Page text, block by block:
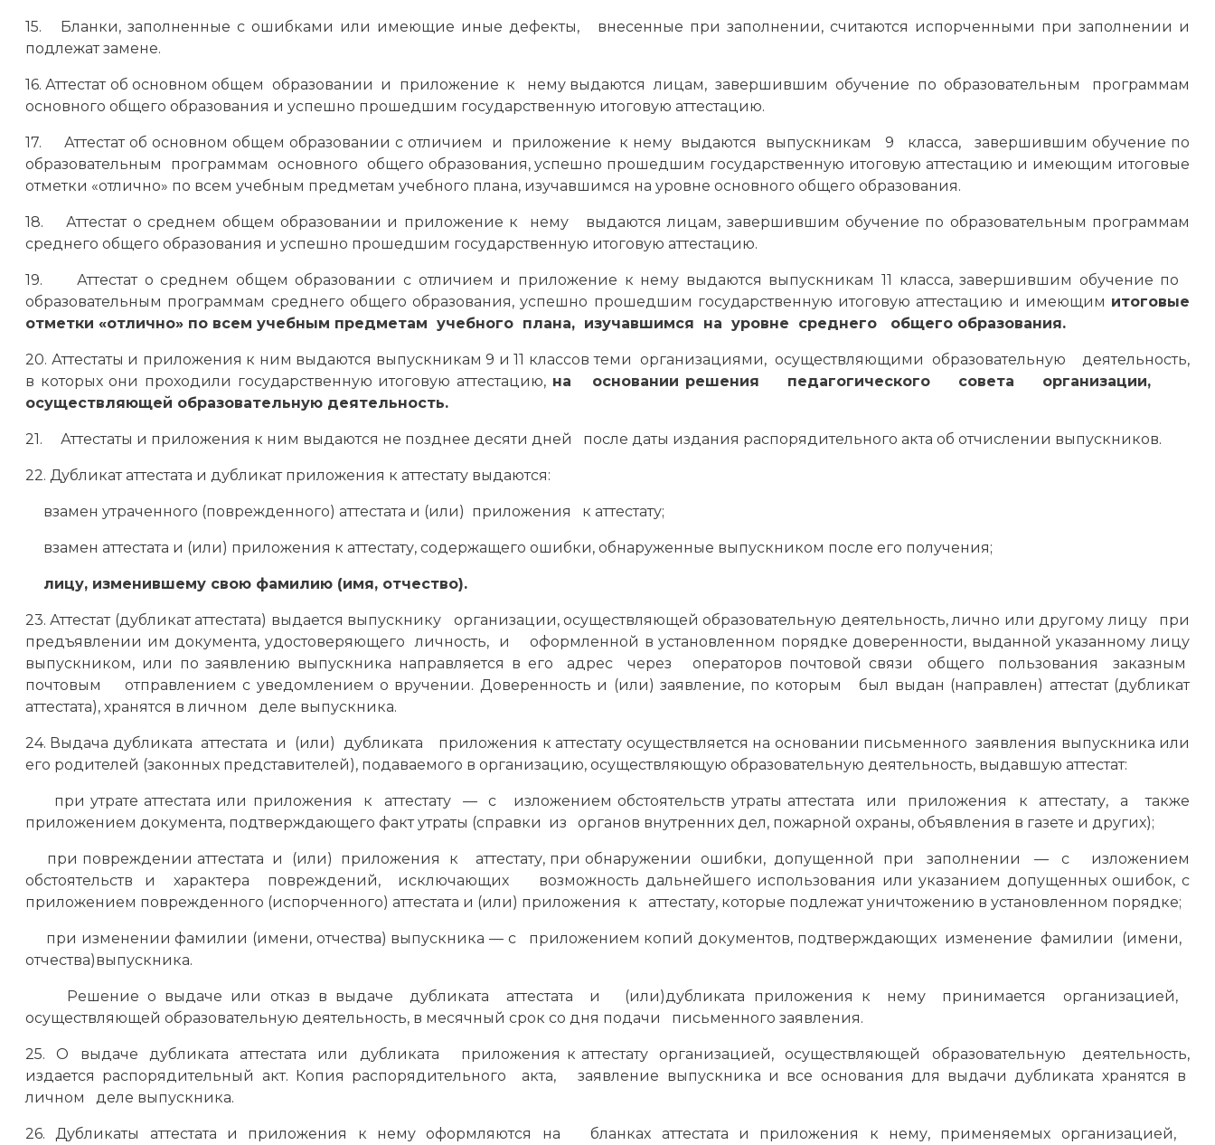
15. Бланки, заполненные с ошибками или имеющие иные дефекты, внесенные при заполнении, считаются испорченными при заполнении и
подлежат замене.
16. Аттестат об основном общем образовании и приложение к нему выдаются лицам, завершившим обучение по образовательным программам
основного общего образования и успешно прошедшим государственную итоговую аттестацию.
17. Аттестат об основном общем образовании с отличием и приложение к нему выдаются выпускникам 9 класса, завершившим обучение по
образовательным программам основного общего образования, успешно прошедшим государственную итоговую аттестацию и имеющим итоговые
отметки «отлично» по всем учебным предметам учебного плана, изучавшимся на уровне основного общего образования.
18. Аттестат о среднем общем образовании и приложение к нему выдаются лицам, завершившим обучение по образовательным программам
среднего общего образования и успешно прошедшим государственную итоговую аттестацию.
19. Аттестат о среднем общем образовании с отличием и приложение к нему выдаются выпускникам 11 класса, завершившим обучение по
образовательным программам среднего общего образования, успешно прошедшим государственную итоговую аттестацию и имеющим итоговые
отметки «отлично» по всем учебным предметам учебного плана, изучавшимся на уровне среднего общего образования.
20. Аттестаты и приложения к ним выдаются выпускникам 9 и 11 классов теми организациями, осуществляющими образовательную деятельность,
в которых они проходили государственную итоговую аттестацию, на основании решения педагогического совета организации,
осуществляющей образовательную деятельность.
21. Аттестаты и приложения к ним выдаются не позднее десяти дней после даты издания распорядительного акта об отчислении выпускников.
22. Дубликат аттестата и дубликат приложения к аттестату выдаются:
взамен утраченного (поврежденного) аттестата и (или) приложения к аттестату;
взамен аттестата и (или) приложения к аттестату, содержащего ошибки, обнаруженные выпускником после его получения;
лицу, изменившему свою фамилию (имя, отчество).
23. Аттестат (дубликат аттестата) выдается выпускнику организации, осуществляющей образовательную деятельность, лично или другому лицу при
предъявлении им документа, удостоверяющего личность, и оформленной в установленном порядке доверенности, выданной указанному лицу
выпускником, или по заявлению выпускника направляется в его адрес через операторов почтовой связи общего пользования заказным
почтовым отправлением с уведомлением о вручении. Доверенность и (или) заявление, по которым был выдан (направлен) аттестат (дубликат
аттестата), хранятся в личном деле выпускника.
24. Выдача дубликата аттестата и (или) дубликата приложения к аттестату осуществляется на основании письменного заявления выпускника или
его родителей (законных представителей), подаваемого в организацию, осуществляющую образовательную деятельность, выдавшую аттестат:
при утрате аттестата или приложения к аттестату — с изложением обстоятельств утраты аттестата или приложения к аттестату, а также
приложением документа, подтверждающего факт утраты (справки из органов внутренних дел, пожарной охраны, объявления в газете и других);
при повреждении аттестата и (или) приложения к аттестату, при обнаружении ошибки, допущенной при заполнении — с изложением
обстоятельств и характера повреждений, исключающих возможность дальнейшего использования или указанием допущенных ошибок, с
приложением поврежденного (испорченного) аттестата и (или) приложения к аттестату, которые подлежат уничтожению в установленном порядке;
при изменении фамилии (имени, отчества) выпускника — с приложением копий документов, подтверждающих изменение фамилии (имени,
отчества)выпускника.
Решение о выдаче или отказ в выдаче дубликата аттестата и (или)дубликата приложения к нему принимается организацией,
осуществляющей образовательную деятельность, в месячный срок со дня подачи письменного заявления.
25. О выдаче дубликата аттестата или дубликата приложения к аттестату организацией, осуществляющей образовательную деятельность,
издается распорядительный акт. Копия распорядительного акта, заявление выпускника и все основания для выдачи дубликата хранятся в
личном деле выпускника.
26. Дубликаты аттестата и приложения к нему оформляются на бланках аттестата и приложения к нему, применяемых организацией,